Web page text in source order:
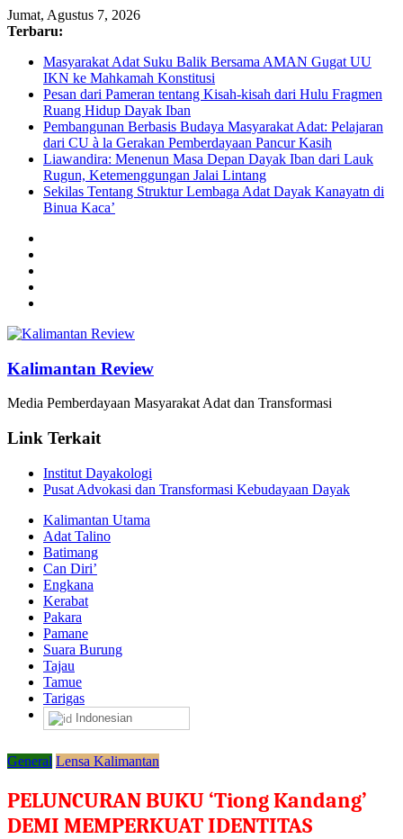
Jumat, Agustus 7, 2026
Terbaru:
Masyarakat Adat Suku Balik Bersama AMAN Gugat UU
IKN ke Mahkamah Konstitusi
Pesan dari Pameran tentang Kisah-kisah dari Hulu Fragmen
Ruang Hidup Dayak Iban
Pembangunan Berbasis Budaya Masyarakat Adat: Pelajaran
dari CU à la Gerakan Pemberdayaan Pancur Kasih
Liawandira: Menenun Masa Depan Dayak Iban dari Lauk
Rugun, Ketemenggungan Jalai Lintang
Sekilas Tentang Struktur Lembaga Adat Dayak Kanayatn di
Binua Kaca’
Kalimantan Review
Media Pemberdayaan Masyarakat Adat dan Transformasi
Link Terkait
Institut Dayakologi
Pusat Advokasi dan Transformasi Kebudayaan Dayak
Kalimantan Utama
Adat Talino
Batimang
Can Diri’
Engkana
Kerabat
Pakara
Pamane
Suara Burung
Tajau
Tamue
Tarigas
Indonesian
General Lensa Kalimantan
PELUNCURAN BUKU ‘Tiong Kandang’
DEMI MEMPERKUAT IDENTITAS